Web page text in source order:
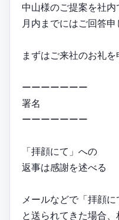
中山様のご提案を社内
月内までにはご回答申
まずはご来社のお礼を
ーーーーーーー
署名
ーーーーーーー
「拝顔にて」への
返事は感謝を述べる
メールなどで「拝顔に
と送られてきた場合